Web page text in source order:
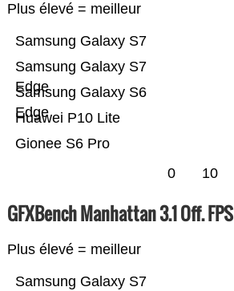
Plus élevé = meilleur
Gionee S6 Pro
Huawei P10 Lite
Samsung Galaxy S6
Edge
Samsung Galaxy S7
Edge
Samsung Galaxy S7
0 10
GFXBench Manhattan 3.1 Off. FPS
Plus élevé = meilleur
Samsung Galaxy S7